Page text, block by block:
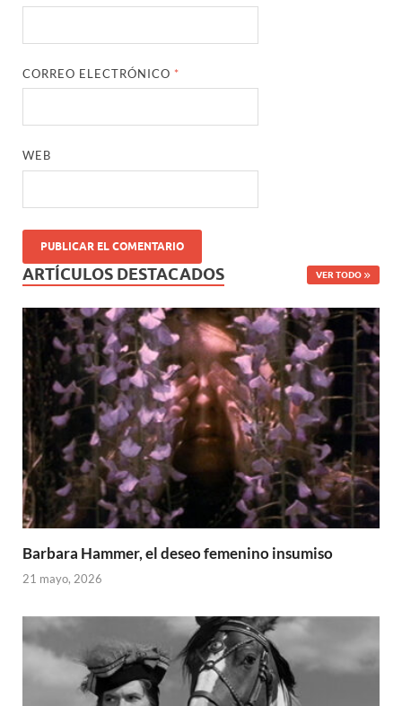
CORREO ELECTRÓNICO *
WEB
ARTÍCULOS DESTACADOS VER TODO
Barbara Hammer, el deseo femenino insumiso
21 mayo, 2026